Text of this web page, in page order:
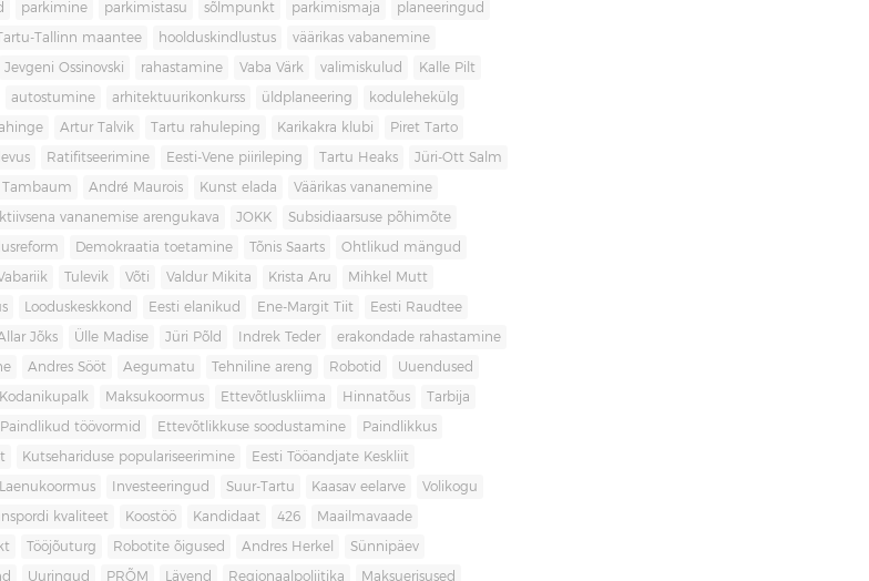
parkimine parkimistasu sõlmpunkt parkimismaja planeeringud
Tallinn maantee hoolduskindlustus väärikas vabanemine
Jevgeni Ossinovski rahastamine Vaba Värk valimiskulud Kalle Pilt
autostumine arhitektuurikonkurss üldplaneering kodulehekülg
Artur Talvik Tartu rahuleping Karikakra klubi Piret Tarto
Ratifitseerimine Eesti-Vene piirileping Tartu Heaks Jüri-Ott Salm
Tambaum André Maurois Kunst elada Väärikas vananemine
vananemise arengukava JOKK Subsidiaarsuse põhimõte
Demokraatia toetamine Tõnis Saarts Ohtlikud mängud
Tulevik Võti Valdur Mikita Krista Aru Mihkel Mutt
Looduskeskkond Eesti elanikud Ene-Margit Tiit Eesti Raudtee
Jõks Ülle Madise Jüri Põld Indrek Teder erakondade rahastamine
Andres Sööt Aegumatu Tehniline areng Robotid Uuendused
Kodanikupalk Maksukoormus Ettevõtluskliima Hinnatõus Tarbija
Paindlikud töövormid Ettevõtlikkuse soodustamine Paindlikkus
Kutsehariduse populariseerimine Eesti Tööandjate Keskliit
Laenukoormus Investeeringud Suur-Tartu Kaasav eelarve Volikogu
kvaliteet Koostöö Kandidaat 426 Maailmavaade
Tööjõuturg Robotite õigused Andres Herkel Sünnipäev
Uuringud PRÕM Lävend Regionaalpoliitika Maksuerisused